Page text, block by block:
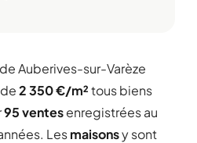
Auberives-sur-Varèze
2 350 €/m²tous biens
95 ventesenregistrées au
Lesmaisonsy sont